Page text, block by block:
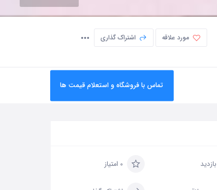
مورد علاقه اشتراک گذاری
تماس با فروشگاه و استعلام قیمت ها
0 امتیاز